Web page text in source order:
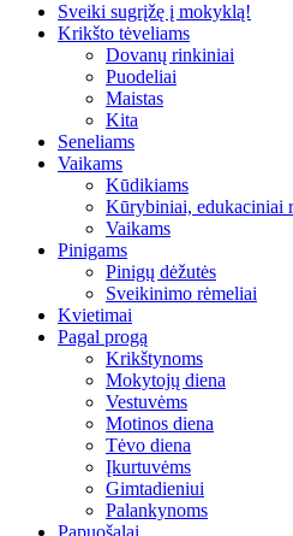
Sveiki sugrįžę į mokyklą!
Krikšto tėveliams
Dovanų rinkiniai
Puodeliai
Maistas
Kita
Seneliams
Vaikams
Kūdikiams
Kūrybiniai, edukaciniai
Vaikams
Pinigams
Pinigų dėžutės
Sveikinimo rėmeliai
Kvietimai
Pagal progą
Krikštynoms
Mokytojų diena
Vestuvėms
Motinos diena
Tėvo diena
Įkurtuvėms
Gimtadieniui
Palankynoms